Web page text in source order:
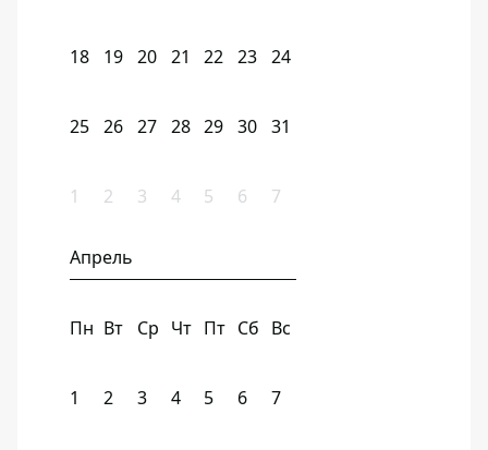
18 19 20 21 22 23 24
25 26 27 28 29 30 31
1 2 3 4 5 6 7
Апрель
Пн Вт Ср Чт Пт Сб Вс
1 2 3 4 5 6 7